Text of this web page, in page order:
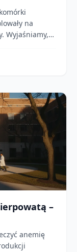
na
Wyjaśniamy,
–
anemię